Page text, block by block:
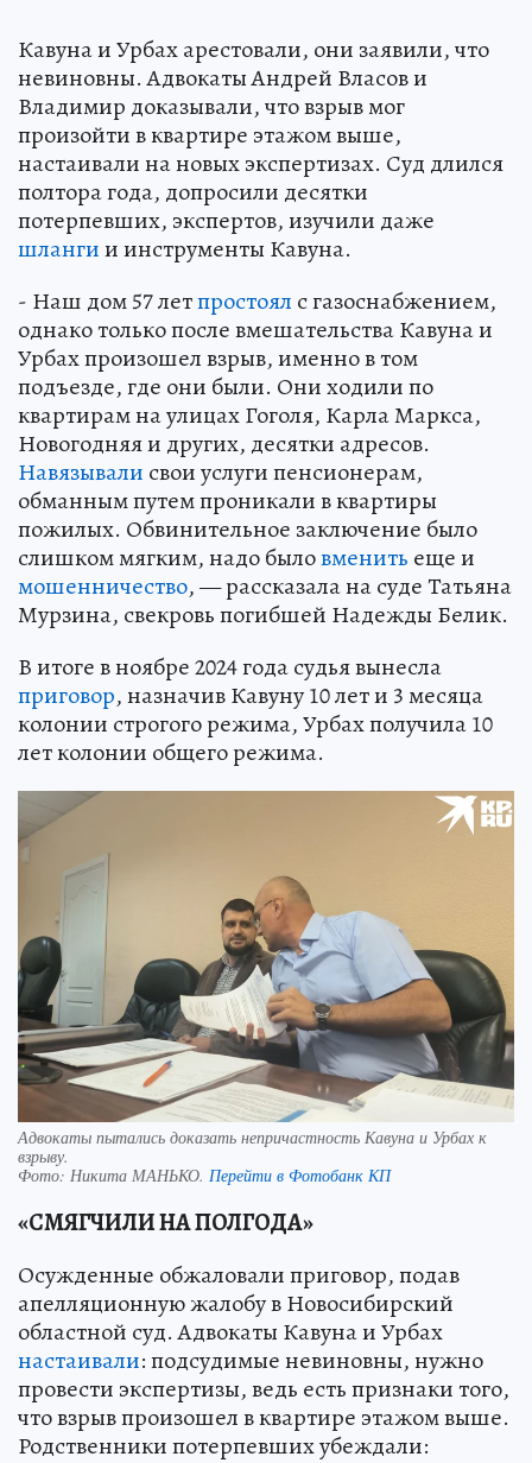
Кавуна и Урбах арестовали, они заявили, что
невиновны. Адвокаты Андрей Власов и
Владимир доказывали, что взрыв мог
произойти в квартире этажом выше,
настаивали на новых экспертизах. Суд длился
полтора года, допросили десятки
потерпевших, экспертов, изучили даже
шлангии инструменты Кавуна.
- Наш дом 57 летпростоял с газоснабжением,
однако только после вмешательства Кавуна и
Урбах произошел взрыв, именно в том
подъезде, где они были. Они ходили по
квартирам на улицах Гоголя, Карла Маркса,
Новогодняя и других, десятки адресов.
Навязывали свои услуги пенсионерам,
обманным путем проникали в квартиры
пожилых. Обвинительное заключение было
слишком мягким, надо быловменить еще и
мошенничество, — рассказала на суде Татьяна
Мурзина, свекровь погибшей Надежды Белик.
В итоге в ноябре 2024 года судья вынесла
приговор, назначив Кавуну 10 лет и 3 месяца
колонии строгого режима, Урбах получила 10
лет колонии общего режима.
Адвокаты пытались доказать непричастность Кавуна и Урбах к
взрыву.
Фото: Никита МАНЬКО. Перейти в Фотобанк КП
«СМЯГЧИЛИ НА ПОЛГОДА»
Осужденные обжаловали приговор, подав
апелляционную жалобу в Новосибирский
областной суд. Адвокаты Кавуна и Урбах
настаивали: подсудимые невиновны, нужно
провести экспертизы, ведь есть признаки того,
что взрыв произошел в квартире этажом выше.
Родственники потерпевших убеждали: